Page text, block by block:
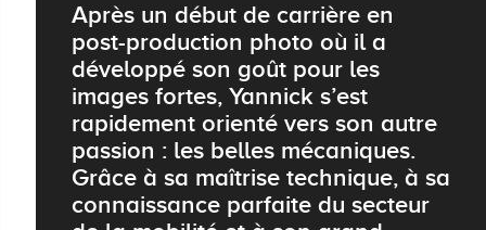
Après un début de carrière en
post-production photo où il a
développé son goût pour les
images fortes, Yannick s’est
rapidement orienté vers son autre
passion : les belles mécaniques.
Grâce à sa maîtrise technique, à sa
connaissance parfaite du secteur